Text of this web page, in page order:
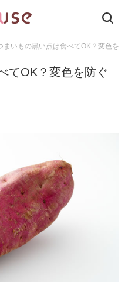
まいもの黒い点は食べてOK？変色を
てOK？変色を防ぐ